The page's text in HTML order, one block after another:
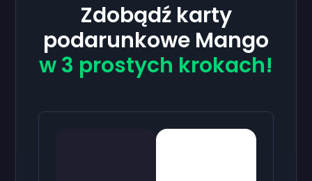
Zdobądź karty
podarunkowe Mango
w 3 prostych krokach!